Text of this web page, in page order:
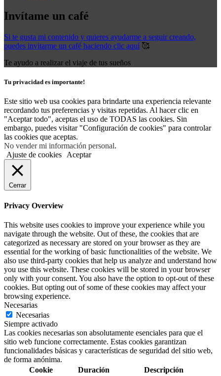
Invítame un café
Si te gusta mi contenido y quieres ayudarme a seguir creando,
puedes invitarme un café haciendo clic aquí 🥰
Te ayudo a realizar el viaje de tus sueños
Tu privacidad es importante!
Este sitio web usa cookies para brindarte una experiencia relevante
recordando tus preferencias y visitas repetidas. Al hacer clic en
"Aceptar todo", aceptas el uso de TODAS las cookies. Sin
embargo, puedes visitar "Configuración de cookies" para controlar
las cookies que aceptas.
No vender mi información personal.
Ajuste de cookies Aceptar
Cerrar
Privacy Overview
This website uses cookies to improve your experience while you
navigate through the website. Out of these, the cookies that are
categorized as necessary are stored on your browser as they are
essential for the working of basic functionalities of the website. We
also use third-party cookies that help us analyze and understand how
you use this website. These cookies will be stored in your browser
only with your consent. You also have the option to opt-out of these
cookies. But opting out of some of these cookies may affect your
browsing experience.
Necesarias
Necesarias
Siempre activado
Las cookies necesarias son absolutamente esenciales para que el
sitio web funcione correctamente. Estas cookies garantizan
funcionalidades básicas y características de seguridad del sitio web,
de forma anónima.
Cookie
Duración Descripción